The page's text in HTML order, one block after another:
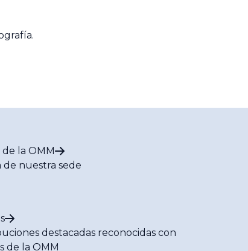
de la OMM
de nuestra sede
destacadas reconocidas con
de la OMM